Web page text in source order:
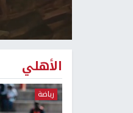
الأهلي
رياضة